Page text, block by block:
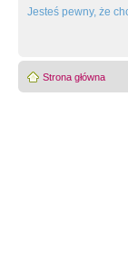
Jesteś pewny, że
Strona główna